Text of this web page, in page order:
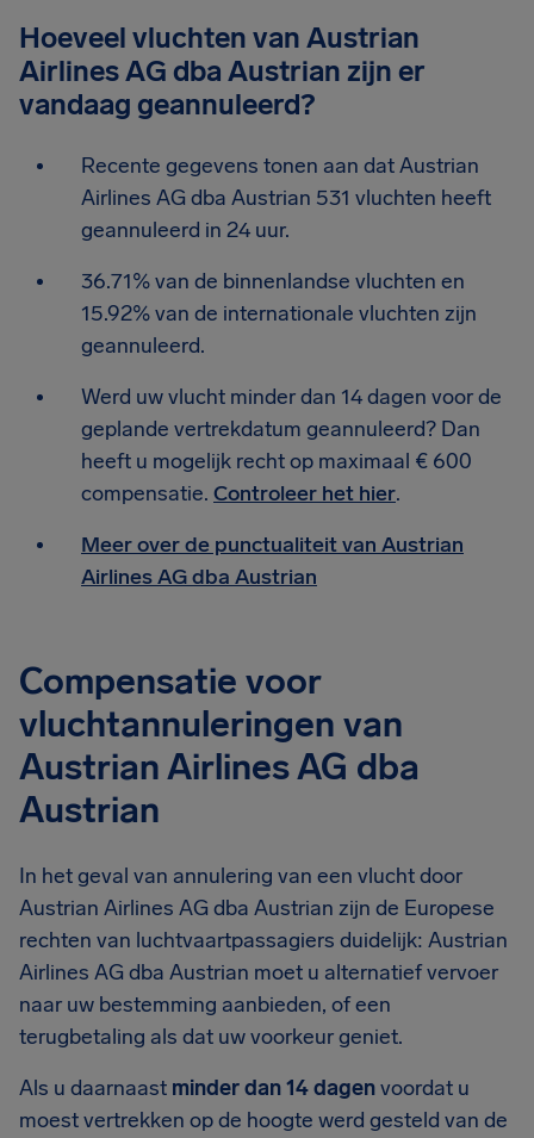
Hoeveel vluchten van Austrian
Airlines AG dba Austrian zijn er
vandaag geannuleerd?
Recente gegevens tonen aan dat Austrian
Airlines AG dba Austrian 531 vluchten heeft
geannuleerd in 24 uur.
36.71% van de binnenlandse vluchten en
15.92% van de internationale vluchten zijn
geannuleerd.
Werd uw vlucht minder dan 14 dagen voor de
geplande vertrekdatum geannuleerd? Dan
heeft u mogelijk recht op maximaal € 600
compensatie. Controleer het hier.
Meer over de punctualiteit van Austrian
Airlines AG dba Austrian
Compensatie voor
vluchtannuleringen van
Austrian Airlines AG dba
Austrian
In het geval van annulering van een vlucht door
Austrian Airlines AG dba Austrian zijn de Europese
rechten van luchtvaartpassagiers duidelijk: Austrian
Airlines AG dba Austrian moet u alternatief vervoer
naar uw bestemming aanbieden, of een
terugbetaling als dat uw voorkeur geniet.
Als u daarnaast minder dan 14 dagenvoordat u
moest vertrekken op de hoogte werd gesteld van de